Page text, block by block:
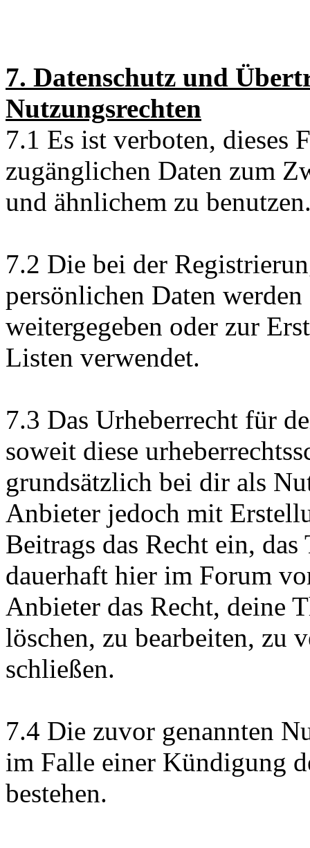
7. Datenschutz und
Nutzungsrechten
7.1 Es ist verboten, dieses
zugänglichen Daten zum
und ähnlichem zu
7.2 Die bei der
persönlichen Daten
weitergegeben oder zur
Listen verwendet.
7.3 Das Urheberrecht für
soweit diese
grundsätzlich bei dir als
Anbieter jedoch mit
Beitrags das Recht ein,
dauerhaft hier im Forum
Anbieter das Recht, deine
löschen, zu bearbeiten, zu
schließen.
7.4 Die zuvor genannten
im Falle einer Kündigung
bestehen.